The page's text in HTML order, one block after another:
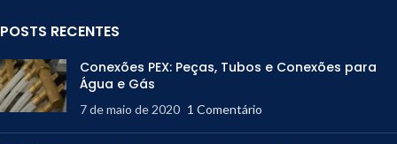
POSTS RECENTES
Conexões PEX: Peças, Tubos e Conexões para
Água e Gás
7 de maio de 2020 1 Comentário